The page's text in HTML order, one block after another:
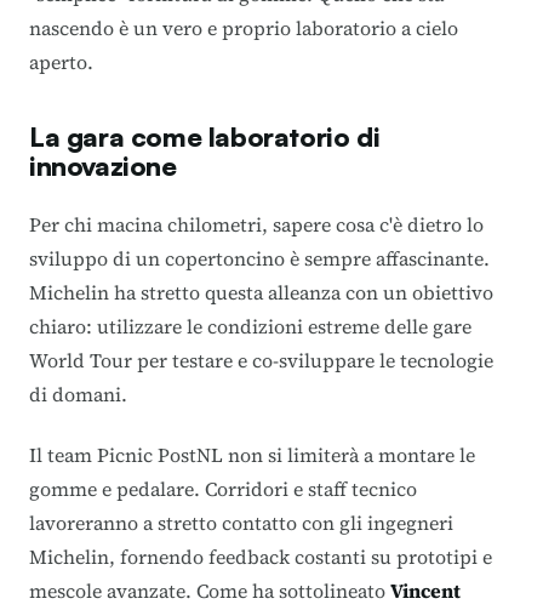
nascendo è un vero e proprio laboratorio a cielo
aperto.
La gara come laboratorio di
innovazione
Per chi macina chilometri, sapere cosa c'è dietro lo
sviluppo di un copertoncino è sempre affascinante.
Michelin ha stretto questa alleanza con un obiettivo
chiaro: utilizzare le condizioni estreme delle gare
World Tour per testare e co-sviluppare le tecnologie
di domani.
Il team Picnic PostNL non si limiterà a montare le
gomme e pedalare. Corridori e staff tecnico
lavoreranno a stretto contatto con gli ingegneri
Michelin, fornendo feedback costanti su prototipi e
mescole avanzate. Come ha sottolineatoVincent